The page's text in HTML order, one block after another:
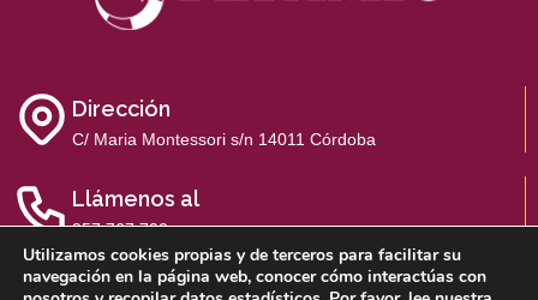
Dirección
C/ Maria Montessori s/n 14011 Córdoba
Llámenos al
957 767 700
Utilizamos cookies propias y de terceros para facilitar su
navegación en la página web, conocer cómo interactúas con